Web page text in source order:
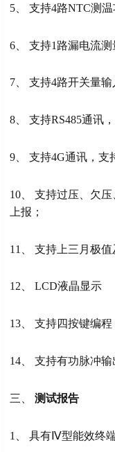
5、 支持4路NTC测
6、 支持1路漏电流
7、 支持4路开关量
8、 支持RS485通讯
9、 支持4G通讯，支
10、 支持过压、欠
上报；
11、 支持上三月极
12、 LCD液晶显示
13、 支持四按键编程
14、 支持有功脉冲输
三、 测试报告
1、 具有Ⅳ型能效终